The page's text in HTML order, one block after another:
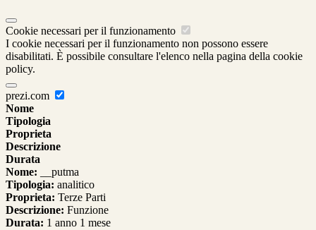
Cookie necessari per il funzionamento
I cookie necessari per il funzionamento non possono essere
disabilitati. È possibile consultare l'elenco nella pagina della cookie
policy.
prezi.com
Nome
Tipologia
Proprieta
Descrizione
Durata
Nome: __putma
Tipologia: analitico
Proprieta: Terze Parti
Descrizione: Funzione
Durata: 1 anno 1 mese